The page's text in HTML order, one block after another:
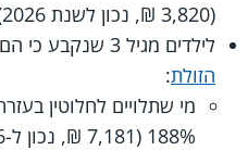
(3,820 ₪, נכון לשנת 2026).
לילדים מגיל 3 שנקבע כי הם
הזולת:
מי שתלויים לחלוטין
188% (7,181 ₪, נכון ל-2026).